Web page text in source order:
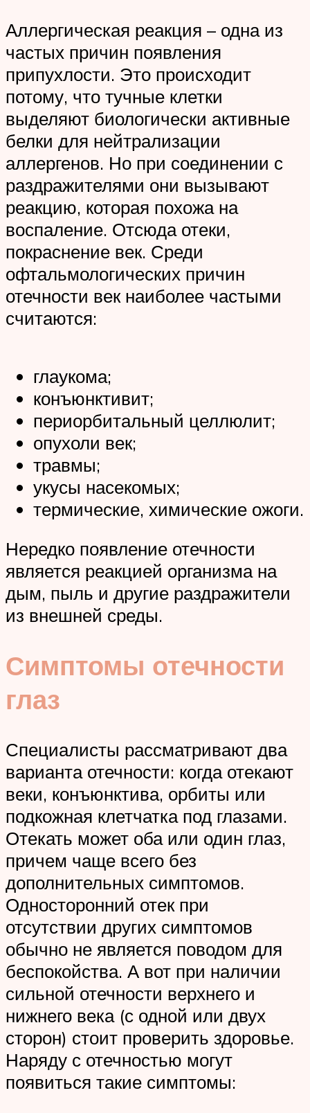
Аллергическая реакция – одна из
частых причин появления
припухлости. Это происходит
потому, что тучные клетки
выделяют биологически активные
белки для нейтрализации
аллергенов. Но при соединении с
раздражителями они вызывают
реакцию, которая похожа на
воспаление. Отсюда отеки,
покраснение век. Среди
офтальмологических причин
отечности век наиболее частыми
считаются:
глаукома;
конъюнктивит;
периорбитальный целлюлит;
опухоли век;
травмы;
укусы насекомых;
термические, химические ожоги.
Нередко появление отечности
является реакцией организма на
дым, пыль и другие раздражители
из внешней среды.
Симптомы отечности
глаз
Специалисты рассматривают два
варианта отечности: когда отекают
веки, конъюнктива, орбиты или
подкожная клетчатка под глазами.
Отекать может оба или один глаз,
причем чаще всего без
дополнительных симптомов.
Односторонний отек при
отсутствии других симптомов
обычно не является поводом для
беспокойства. А вот при наличии
сильной отечности верхнего и
нижнего века (с одной или двух
сторон) стоит проверить здоровье.
Наряду с отечностью могут
появиться такие симптомы: